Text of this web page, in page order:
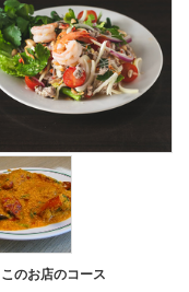
このお店のコース